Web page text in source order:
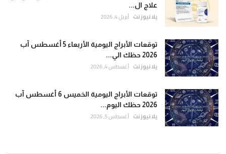
علاج ال...
يلا نيوز نت أبريل 4, 2026
توقعات الأبراج اليومية الأربعاء 5 أغسطس آب
2026 حظك الي...
يلا نيوز نت أغسطس 4, 2026
توقعات الأبراج اليومية الخميس 6 أغسطس آب
2026 حظك اليوم...
يلا نيوز نت أغسطس 5, 2026